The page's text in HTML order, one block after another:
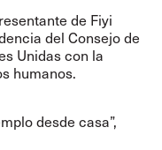
de Fiyi
del Consejo de
Unidas con la
humanos.
desde casa”,